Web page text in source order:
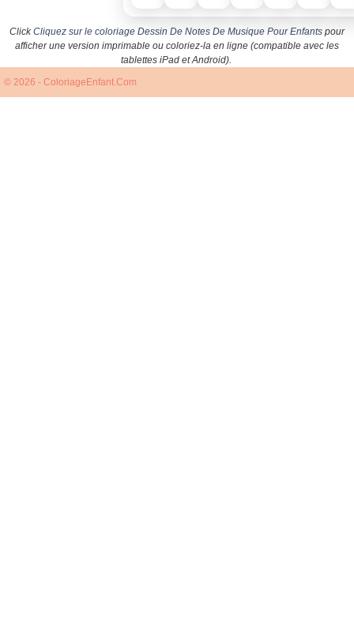
ClickCliquez sur le coloriage Dessin De Notes De Musique Pour Enfants pour
afficher une version imprimable ou coloriez-la en ligne (compatible avec les
tablettes iPad et Android).
© 2026 - ColoriageEnfant.Com